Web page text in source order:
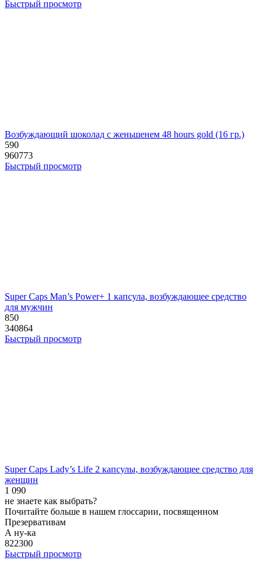
Быстрый просмотр
Возбуждающий шоколад с женьшенем 48 hours gold (16 гр.)
590
960773
Быстрый просмотр
Super Caps Man’s Power+ 1 капсула, возбуждающее средство
для мужчин
850
340864
Быстрый просмотр
Super Caps Lady’s Life 2 капсулы, возбуждающее средство для
женщин
1 090
не знаете как выбрать?
Почитайте больше в нашем глоссарии, посвященном
Презервативам
А ну-ка
822300
Быстрый просмотр